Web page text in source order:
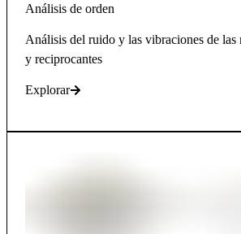
Análisis de orden
Análisis del ruido y las vibraciones de las
y reciprocantes
Explorar